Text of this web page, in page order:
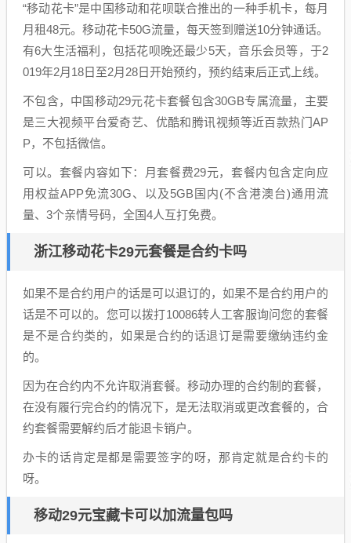
“移动花卡”是中国移动和花呗联合推出的一种手机卡，每月
月租48元。移动花卡50G流量，每天签到赠送10分钟通话。
有6大生活福利，包括花呗晚还最少5天，音乐会员等，于2
019年2月18日至2月28日开始预约，预约结束后正式上线。
不包含，中国移动29元花卡套餐包含30GB专属流量，主要
是三大视频平台爱奇艺、优酷和腾讯视频等近百款热门AP
P，不包括微信。
可以。套餐内容如下：月套餐费29元，套餐内包含定向应
用权益APP免流30G、以及5GB国内(不含港澳台)通用流
量、3个亲情号码，全国4人互打免费。
浙江移动花卡29元套餐是合约卡吗
如果不是合约用户的话是可以退订的，如果不是合约用户的
话是不可以的。您可以拨打10086转人工客服询问您的套餐
是不是合约类的，如果是合约的话退订是需要缴纳违约金
的。
因为在合约内不允许取消套餐。移动办理的合约制的套餐，
在没有履行完合约的情况下，是无法取消或更改套餐的，合
约套餐需要解约后才能退卡销户。
办卡的话肯定是都是需要签字的呀，那肯定就是合约卡的
呀。
移动29元宝藏卡可以加流量包吗